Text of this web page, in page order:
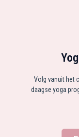
Volg vanuit het
daagse yoga